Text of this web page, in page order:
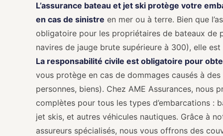
L’assurance bateau et jet ski protège votre
en cas de sinistre en mer ou à terre. Bien que
obligatoire pour les propriétaires de bateaux de
navires de jauge brute supérieure à 300), elle
La responsabilité civile est obligatoire pour
vous protège en cas de dommages causés à
personnes, biens). Chez AME Assurances, nous
complètes pour tous les types d’embarcations :
jet skis, et autres véhicules nautiques. Grâce à
assureurs spécialisés, nous vous offrons des